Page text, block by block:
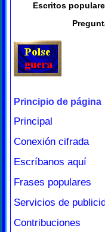
Escritos
Principio de página
Principal
Conexión cifrada
Escríbanos aquí
Frases populares
Servicios de
Contribuciones